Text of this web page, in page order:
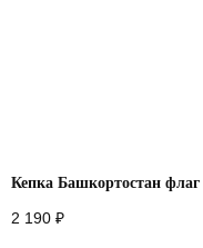
Кепка Башкортостан флаг
2 190 ₽